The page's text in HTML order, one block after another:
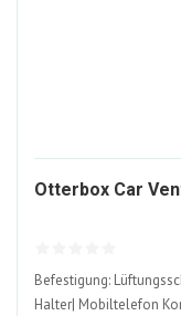
Otterbox Car
Befestigung:
Halter| Mobiltelefon